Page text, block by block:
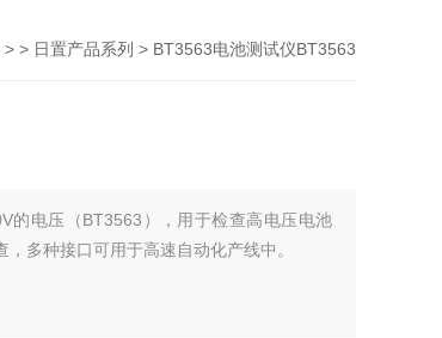
> > 日置产品系列 > BT3563电池测试仪BT3563
的电压（BT3563），用于检查高电压电池
多种接口可用于高速自动化产线中。